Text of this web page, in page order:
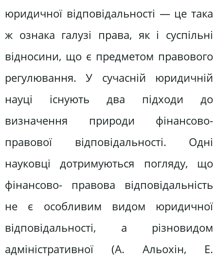
юридичної відповідальності — це така
ж ознака галузі права, як і суспільні
відносини, що є предметом правового
регулювання. У сучасній юридичній
науці існують два підходи до
визначення природи фінансово-
правової відповідальності. Одні
науковці дотримуються погляду, що
фінансово- правова відповідальність
не є особливим видом юридичної
відповідальності, а різновидом
адміністративної (А. Альохін, Е.